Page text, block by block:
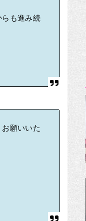
らも進み続
願いいた